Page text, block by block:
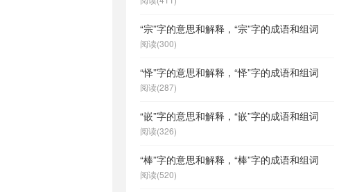
“宗”字的意思和解释，“宗”字的成语和组词
阅读(300)
“怿”字的意思和解释，“怿”字的成语和组词
阅读(287)
“嵌”字的意思和解释，“嵌”字的成语和组词
阅读(326)
“棒”字的意思和解释，“棒”字的成语和组词
阅读(520)